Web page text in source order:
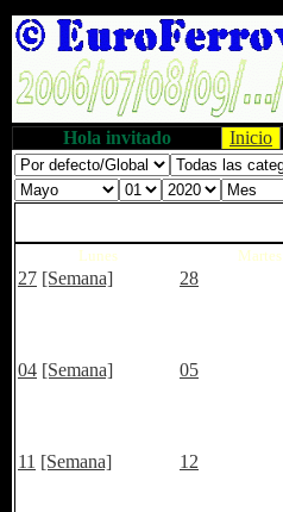
Hola invitado Inicio
Lunes Martes
27 [Semana] 28
04 [Semana] 05
11 [Semana] 12